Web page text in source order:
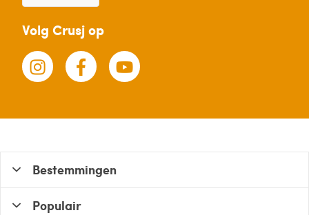
Volg Crusj op
Bestemmingen
Populair